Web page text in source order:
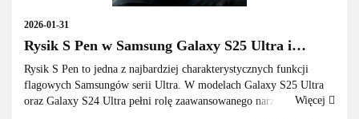
Rysik S Pen w Samsung Galaxy S25 Ultra i
Samsung Galaxy S24 Ultra – jak działa i co
potrafi
2026-01-31
Rysik S Pen to jedna z najbardziej charakterystycznych funkcji
flagowych Samsungów serii Ultra. W modelach Galaxy S25 Ultra
oraz Galaxy S24 Ultra pełni rolę zaawansowanego narzędziaWięcej